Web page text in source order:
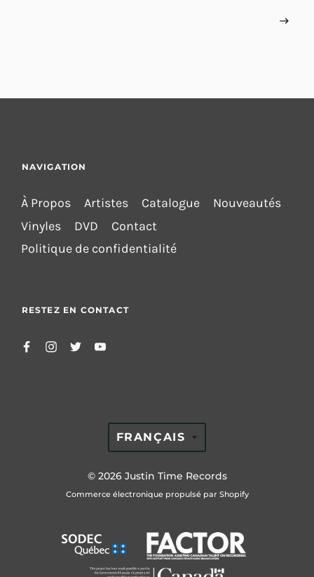
NAVIGATION
À Propos Artistes Catalogue
Nouveautés
Vinyles
DVD
Contact
Politique de confidentialité
RESTEZ EN CONTACT
© 2026 Justin Time Records
Commerce électronique propulsé par Shopify
TRANSLATION
MISSING:
FRANÇAIS